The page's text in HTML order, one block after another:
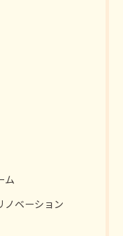
ム
ノベーション